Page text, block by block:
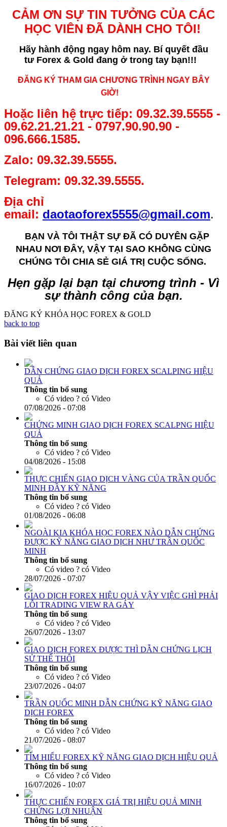
CẢM ƠN SỰ TIN TƯỞNG CỦA CÁC
HỌC VIÊN ĐÃ DÀNH CHO TÔI!
Hãy hành động ngay hôm nay. Bí quyết đầu
tư Forex & Gold đang ở trong tay bạn!!!
ĐĂNG KÝ THAM GIA CHƯƠNG TRÌNH NGAY BÂY
GIỜ!
Hoặc liên hệ trực tiếp: 09.32.39.5555 -
09.62.21.21.21 - 0797.90.90.90 -
096.666.1585.
Zalo: 09.32.39.5555.
Telegram: 09.32.39.5555.
Địa chỉ
email: daotaoforex5555@gmail.com.
BẠN VÀ TÔI THẬT SỰ ĐÃ CÓ DUYÊN GẶP
NHAU NƠI ĐÂY, VẬY TẠI SAO KHÔNG CÙNG
CHÚNG TÔI CHIA SẺ GIÁ TRỊ CUỘC SỐNG.
Hẹn gặp lại bạn tại chương trình - Vì
sự thành công của bạn.
ĐĂNG KÝ KHÓA HỌC FOREX & GOLD
back to top
Bài viết liên quan
DẪN CHỨNG GIAO DỊCH FOREX SCALPING HIỆU
QUẢ
Thông tin bổ sung
Có video ? có Video
07/08/2026 - 07:08
CHỨNG MINH GIAO DỊCH FOREX SCALPNG HIỆU
QUẢ
Thông tin bổ sung
Có video ? có Video
04/08/2026 - 15:08
THỰC CHIẾN GIAO DỊCH VÀNG CỦA TRẦN QUỐC
MINH ĐẦY KỸ NĂNG
Thông tin bổ sung
Có video ? có Video
01/08/2026 - 06:08
NGOÀI KIA KHÓA HỌC FOREX NÀO DẪN CHỨNG
ĐƯỢC KỸ NĂNG GIAO DỊCH NHƯ TRẦN QUỐC
MINH
Thông tin bổ sung
Có video ? có Video
28/07/2026 - 07:07
GIAO DỊCH FOREX HIỆU QUẢ VẬY VIỆC GHÌ PHẢI
LỖI TRADING VIEW RA GÁY
Thông tin bổ sung
Có video ? có Video
26/07/2026 - 13:07
GIAO DỊCH FOREX ĐƯỢC THÌ DẪN CHỨNG LỊCH
SỬ THỂ THÔI
Thông tin bổ sung
Có video ? có Video
23/07/2026 - 04:07
TRẦN QUỐC MINH DẪN CHỨNG KỸ NĂNG GIAO
DỊCH FOREX
Thông tin bổ sung
Có video ? có Video
21/07/2026 - 08:07
TÌM HIỂU FOREX KỸ NĂNG GIAO DỊCH HIỆU QUẢ
Thông tin bổ sung
Có video ? có Video
16/07/2026 - 10:07
THỰC CHIẾN FOREX GIÁ TRỊ HIỆU QUẢ MINH
CHỨNG LỢI NHUẬN
Thông tin bổ sung